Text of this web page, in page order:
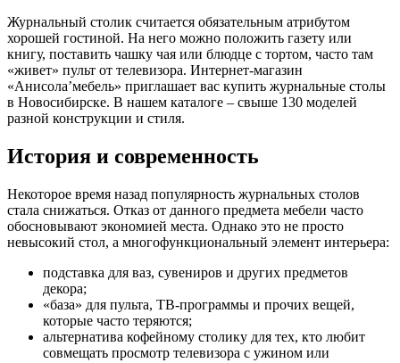
Журнальный столик считается обязательным атрибутом
хорошей гостиной. На него можно положить газету или
книгу, поставить чашку чая или блюдце с тортом, часто там
«живет» пульт от телевизора. Интернет-магазин
«Анисола’мебель» приглашает вас купить журнальные столы
в Новосибирске. В нашем каталоге – свыше 130 моделей
разной конструкции и стиля.
История и современность
Некоторое время назад популярность журнальных столов
стала снижаться. Отказ от данного предмета мебели часто
обосновывают экономией места. Однако это не просто
невысокий стол, а многофункциональный элемент интерьера:
подставка для ваз, сувениров и других предметов
декора;
«база» для пульта, ТВ-программы и прочих вещей,
которые часто теряются;
альтернатива кофейному столику для тех, кто любит
совмещать просмотр телевизора с ужином или